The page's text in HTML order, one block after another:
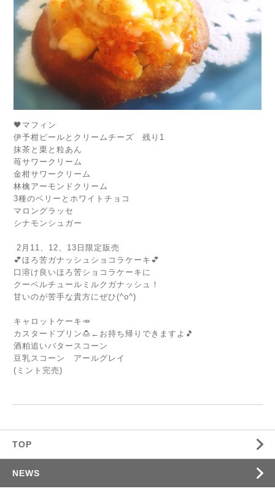
🖤マフィン
伊予柑ピールとクリームチーズ 残り1
抹茶と栗と粒あん
苺サワークリーム
金柑サワークリーム
林檎アーモンドクリーム
3種のベリーとホワイトチョコ
マロングラッセ
シナモンシュガー
2月11、12、13日限定販売
💕ほろ苦ガナッシュショコラケーキ💕
口溶け良いほろ苦ショコラケーキに
クーベルチュールミルクガナッシュ！
甘いのが苦手な貴方にぜひ(^o^)
キャロットケーキ🥕
カスタードプリン🍮←お持ち帰りできますよ🎵
酒粕追いバタースコーン
豆乳スコーン アールグレイ
(ミント完売)
TOP
NEWS